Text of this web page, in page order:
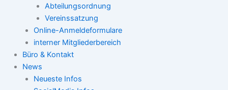
Abteilungsordnung
Vereinssatzung
Online-Anmeldeformulare
interner Mitgliederbereich
Büro & Kontakt
News
Neueste Infos